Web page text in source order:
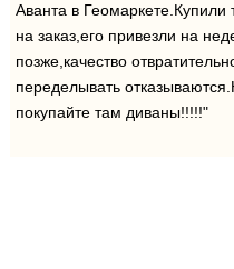
Аванта в Геомаркете.Купили
на заказ,его привезли на
позже,качество
переделывать
покупайте там диваны!!!!!"